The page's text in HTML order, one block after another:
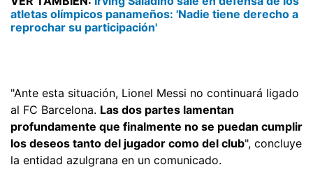
atletas olímpicos panameños: 'Nadie tiene derecho a
reprochar su participación'
"Ante esta situación, Lionel Messi no continuará ligado
al FC Barcelona. Las dos partes lamentan
profundamente que finalmente no se puedan cumplir
los deseos tanto del jugador como del club", concluye
la entidad azulgrana en un comunicado.